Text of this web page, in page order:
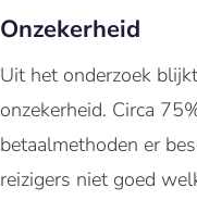
Onzekerheid
Uit het onderzoek
onzekerheid. Circa
betaalmethoden er
reizigers niet goed